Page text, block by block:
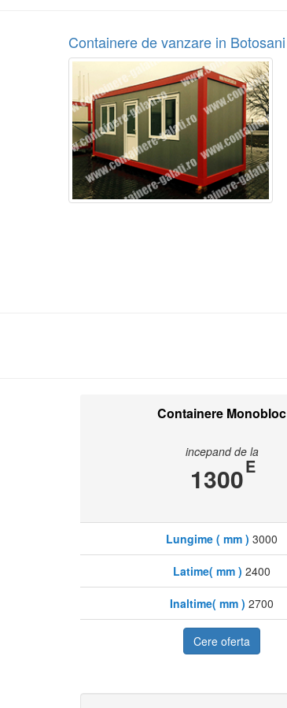
Containere de vanzare in Botosani
Containere Monobloc
incepand de la
1300E
Lungime ( mm ) 3000
Latime( mm ) 2400
Inaltime( mm ) 2700
Cere oferta